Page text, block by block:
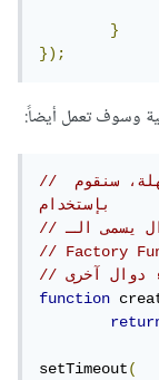
}
});
وسوف تعمل أيضاً:
// لتكون عملية إنشاء الدوال سهلة، سنقوم
بإستخدام
يسمى الـ
// Factory
دوال آخرى
function
setTimeout(